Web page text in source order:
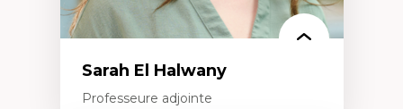
Sarah El Halwany
Professeure adjointe